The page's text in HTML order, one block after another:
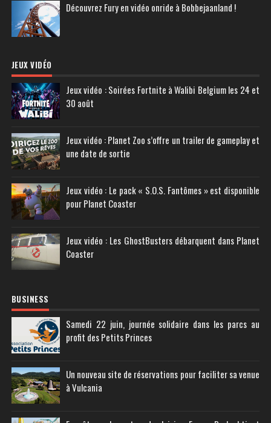
Découvrez Fury en vidéo onride à Bobbejaanland !
JEUX VIDÉO
Jeux vidéo : Soirées Fortnite à Walibi Belgium les 24 et
30 août
Jeux vidéo : Planet Zoo s’offre un trailer de gameplay et
une date de sortie
Jeux vidéo : Le pack « S.O.S. Fantômes » est disponible
pour Planet Coaster
Jeux vidéo : Les GhostBusters débarquent dans Planet
Coaster
BUSINESS
Samedi 22 juin, journée solidaire dans les parcs au
profit des Petits Princes
Un nouveau site de réservations pour faciliter sa venue
à Vulcania